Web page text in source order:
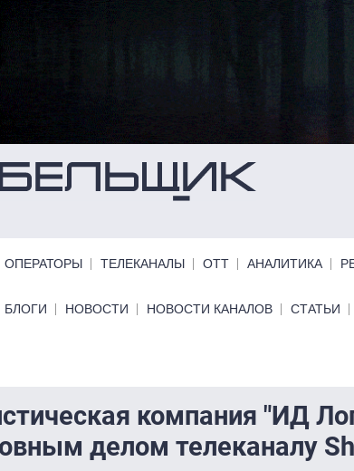
ОПЕРАТОРЫ ТЕЛЕКАНАЛЫ ОТТ АНАЛИТИКА
БЛОГИ НОВОСТИ НОВОСТИ КАНАЛОВ СТАТЬИ
компания "ИД
делом телеканалу